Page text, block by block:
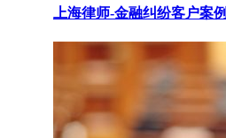
上海律师-金融纠纷客户案例